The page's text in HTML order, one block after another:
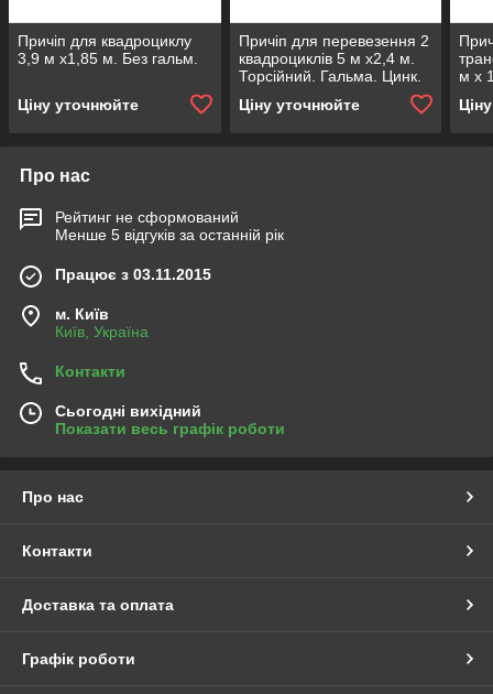
Причіп для квадроциклу
3,9 м х1,85 м. Без гальм.
Ціну уточнюйте
Причіп для перевезення 2
квадроциклів 5 м х2,4 м.
Торсійний. Гальма. Цинк.
Ціну уточнюйте
м х
Про нас
Рейтинг не сформований
Менше 5 відгуків за останній рік
Працює з 03.11.2015
м. Київ
Київ, Україна
Контакти
Сьогодні вихідний
Показати весь графік роботи
Про нас
Контакти
Доставка та оплата
Графік роботи